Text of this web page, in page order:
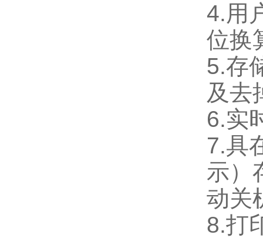
4.用
位换
5.存
及去
6.实
7.具
示）
动关
8.打